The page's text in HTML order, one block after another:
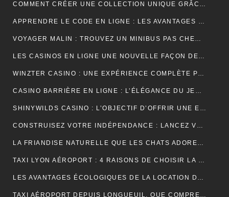
COMMENT CRÉER UNE COLLECTION UNIQUE GRÂCE À UN GROSSISTE DE VÊTEMENTS PERSONNALISÉS
APPRENDRE LE CODE EN LIGNE : LES AVANTAGES D’UNE FORMATION ENTIÈREMENT NUMÉRIQUE
VOYAGER MALIN : TROUVEZ UN MINIBUS PAS CHER POUR VOS DÉPLACEMENTS EN GROUPE
LES CASINOS EN LIGNE UNE NOUVELLE FAÇON DE VIVRE LE JEU
WINZTER CASINO : UNE EXPÉRIENCE COMPLÈTE POUR LES AMATEURS DE JEUX EN LIGNE
CASINO BARRIÈRE EN LIGNE : L’ÉLÉGANCE DU JEU NUMÉRIQUE AU SERVICE DES JOUEURS MODERNES
SHINYWILDS CASINO : L’OBJECTIF D’OFFRIR UNE EXPÉRIENCE DE JEU EXCEPTIONNELLE ET SÉCURISÉE
CONSTRUISEZ VOTRE INDÉPENDANCE : LANCEZ VOTRE ACTIVITÉ DE MARCHAND DE BIENS OU AGENT IMMOBILIER
LA FRIANDISE NATURELLE QUE LES CHATS ADORENT : AVANTAGES ET CONSEILS
TAXI LYON AÉROPORT : 4 RAISONS DE CHOISIR LA FIABILITÉ ET LE CONFORT POUR VOS TRAJETS
LES AVANTAGES ÉCOLOGIQUES DE LA LOCATION DE BENNE
TAXI AÉROPORT DEPUIS LONGUEUIL, QUE COMPREND RÉELLEMENT LE PRIX ANNONCÉ ?